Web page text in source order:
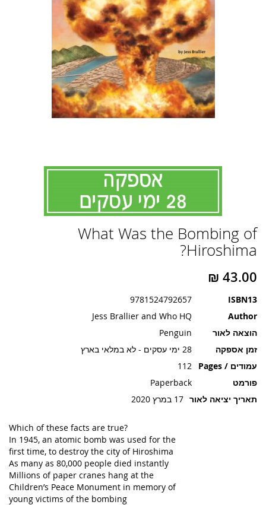
What Was the Bombing of
Hiroshima?
ISBN13
9781524792657
Author
Jess Brallier and Who HQ
הוצאה לאור
Penguin
זמן אספקה
28 ימי עסקים - לא במלאי בארץ
עמודים / Pages
112
פורמט
Paperback
תאריך יציאה לאור 17 במרץ 2020
Which of these facts are true?
In 1945, an atomic bomb was used for the
first time, to destroy the city of Hiroshima
As many as 80,000 people died instantly
Millions of paper cranes hang at the
Children’s Peace Monument in memory of
young victims of the bombing
להתחלה
של
גלריית